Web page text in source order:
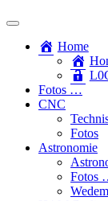
Toggle
search
field
Home
Fotos …
CNC
Fotos
Astronomie
Fotos